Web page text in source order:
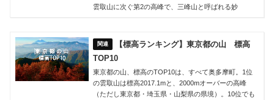
雲取山に次ぐ第2の高峰で、三峰山と呼ばれる妙
【標高ランキング】東京都の山 標高
TOP10
東京都の山、標高のTOP10は、すべて奥多摩町。1位
の雲取山は標高2017.1mと、2000mオーバーの高峰
（ただし東京都・埼玉県・山梨県の県境）。10位でも